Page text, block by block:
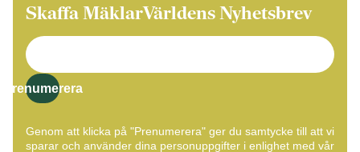
Skaffa MäklarVärldens Nyhetsbrev
Prenumerera
Genom att klicka på "Prenumerera" ger du samtycke till att vi
sparar och använder dina personuppgifter i enlighet med vår